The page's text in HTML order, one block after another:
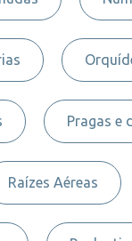
Pragas e
Raízes Aéreas